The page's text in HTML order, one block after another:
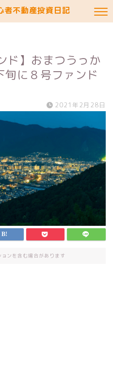
者不動産投資日記
ド】おまつうっか
旬に８号ファンド
2021年2月28日
ンを含む場合があります